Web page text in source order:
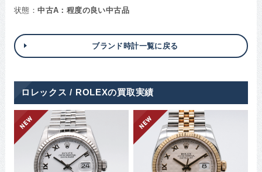
状態：中古A：程度の良い中古品
ブランド時計一覧に戻る
ロレックス / ROLEXの買取実績